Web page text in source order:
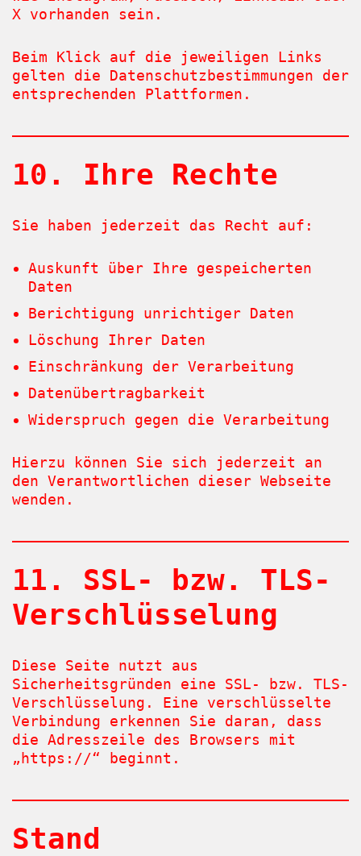
X vorhanden sein.
Beim Klick auf die jeweiligen Links
gelten die Datenschutzbestimmungen der
entsprechenden Plattformen.
10. Ihre Rechte
Sie haben jederzeit das Recht auf:
Auskunft über Ihre gespeicherten
Daten
Berichtigung unrichtiger Daten
Löschung Ihrer Daten
Einschränkung der Verarbeitung
Datenübertragbarkeit
Widerspruch gegen die Verarbeitung
Hierzu können Sie sich jederzeit an
den Verantwortlichen dieser Webseite
wenden.
11. SSL- bzw. TLS-
Verschlüsselung
Diese Seite nutzt aus
Sicherheitsgründen eine SSL- bzw. TLS-
Verschlüsselung. Eine verschlüsselte
Verbindung erkennen Sie daran, dass
die Adresszeile des Browsers mit
„https://“ beginnt.
Stand